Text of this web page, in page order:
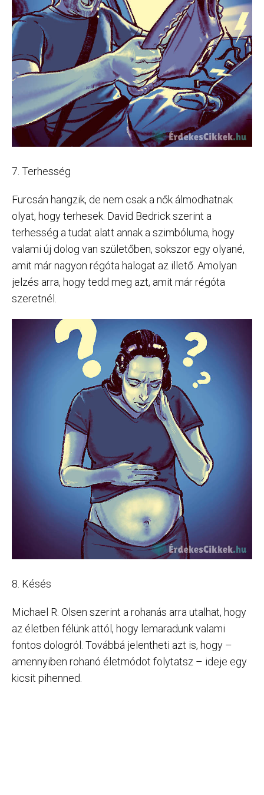
7. Terhesség
Furcsán hangzik, de nem csak a nők álmodhatnak
olyat, hogy terhesek. David Bedrick szerint a
terhesség a tudat alatt annak a szimbóluma, hogy
valami új dolog van születőben, sokszor egy olyané,
amit már nagyon régóta halogat az illető. Amolyan
jelzés arra, hogy tedd meg azt, amit már régóta
szeretnél.
8. Késés
Michael R. Olsen szerint a rohanás arra utalhat, hogy
az életben félünk attól, hogy lemaradunk valami
fontos dologról. Továbbá jelentheti azt is, hogy –
amennyiben rohanó életmódot folytatsz – ideje egy
kicsit pihenned.